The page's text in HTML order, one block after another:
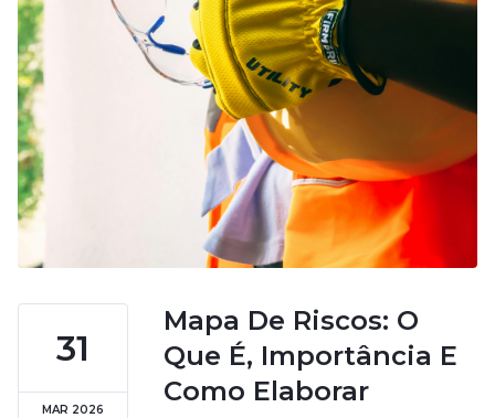
31
MAR 2026
Mapa De Riscos: O
Que É, Importância E
Como Elaborar